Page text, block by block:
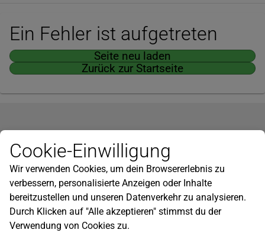
Ein Fehler ist aufgetreten
Seite neu laden
Zurück zur Startseite
Newsletter
Infos zu neuen Produkten, Gartentipps und mehr findest du in
unserem Newsletter!
Jetzt anmelden
Hilfe
Cookie-Einwilligung
Wir verwenden Cookies, um dein Browsererlebnis zu
verbessern, personalisierte Anzeigen oder Inhalte
bereitzustellen und unseren Datenverkehr zu analysieren.
Durch Klicken auf "Alle akzeptieren" stimmst du der
Verwendung von Cookies zu.